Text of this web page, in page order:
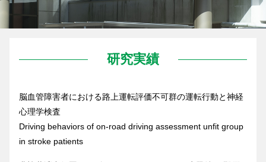
研究実績
脳血管障害者における路上運転評価不可群の運転行動と神経
心理学検査
Driving behaviors of on-road driving assessment unfit group
in stroke patients